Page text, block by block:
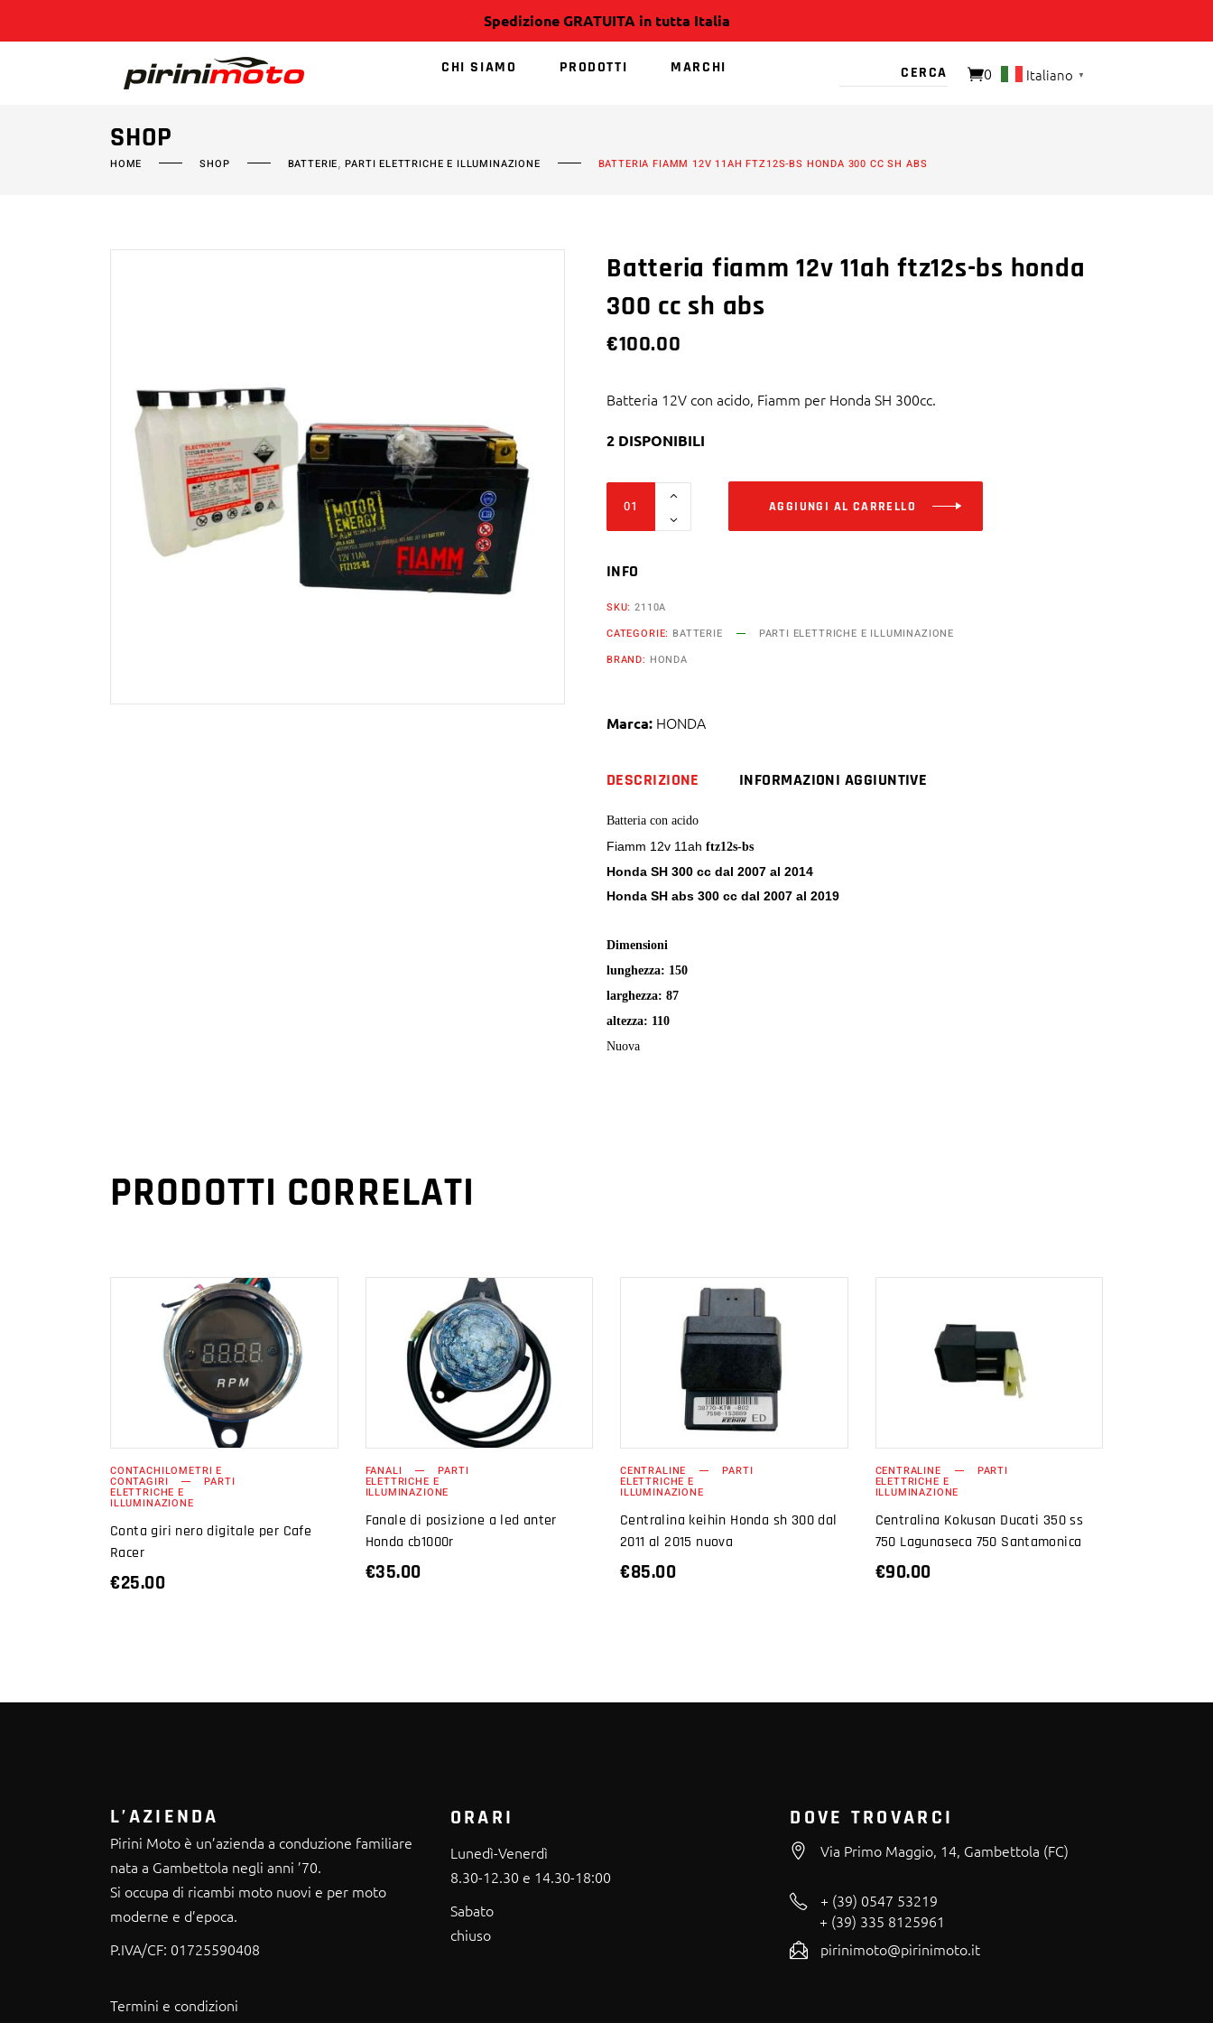
Spedizione GRATUITA in tutta Italia
CHI SIAMO PRODOTTI MARCHI 0 Italiano ▼
SHOP
HOME SHOP BATTERIE,PARTI ELETTRICHE E ILLUMINAZIONE BATTERIA FIAMM 12V 11AH FTZ12S-BS HONDA 300 CC SH ABS
Batteria fiamm 12v 11ah ftz12s-bs honda
300 cc sh abs
€100.00
Batteria 12V con acido, Fiamm per Honda SH 300cc.
2 DISPONIBILI
fiamm
11ah
bs
honda
300
AGGIUNGI AL CARRELLO
INFO
SKU:2110A
CATEGORIE: BATTERIE
PARTI ELETTRICHE E ILLUMINAZIONE
BRAND: HONDA
Marca: HONDA
DESCRIZIONE INFORMAZIONI AGGIUNTIVE
Batteria con acido
Fiamm 12v 11ah ftz12s-bs
Honda SH 300 cc dal 2007 al 2014
Honda SH abs 300 cc dal 2007 al 2019
Dimensioni
lunghezza: 150
larghezza: 87
altezza: 110
Nuova
PRODOTTI CORRELATI
AGGIUNGI AL
CARRELLO
CONTACHILOMETRI E
CONTAGIRI PARTI
ELETTRICHE E
ILLUMINAZIONE
Conta giri nero digitale per Cafe
Racer
€25.00
AGGIUNGI AL
CARRELLO
FANALI PARTI
ELETTRICHE E
ILLUMINAZIONE
Fanale di posizione a led anter
Honda cb1000r
€35.00
AGGIUNGI AL
CARRELLO
CENTRALINE PARTI
ELETTRICHE E
ILLUMINAZIONE
Centralina keihin Honda sh 300 dal
2011 al 2015 nuova
€85.00
AGGIUNGI AL
CARRELLO
CENTRALINE PARTI
ELETTRICHE E
ILLUMINAZIONE
Centralina Kokusan Ducati 350 ss
750 Lagunaseca 750 Santamonica
€90.00
L’AZIENDA
Pirini Moto è un’azienda a conduzione familiare
nata a Gambettola negli anni ’70.
Si occupa di ricambi moto nuovi e per moto
moderne e d’epoca.
P.IVA/CF: 01725590408
Termini e condizioni
ORARI
Lunedì-Venerdì
8.30-12.30 e 14.30-18:00
Sabato
chiuso
DOVE TROVARCI
Via Primo Maggio, 14, Gambettola (FC)
+ (39) 0547 53219
+ (39) 335 8125961
pirinimoto@pirinimoto.it